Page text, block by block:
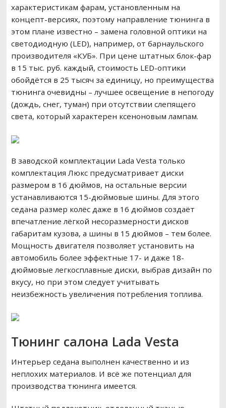
характеристикам фарам, установленным на
концепт-версиях, поэтому направление тюнинга в
этом плане известно – замена головной оптики на
светодиодную (LED), например, от барнаульского
производителя «КУБ». При цене штатных блок-фар
в 15 тыс. руб. каждый, стоимость LED-оптики
обойдётся в 25 тысяч за единицу, но преимущества
тюнинга очевидны – лучшее освещение в непогоду
(дождь, снег, туман) при отсутствии слепящего
света, который характерен ксеноновым лампам.
В заводской комплектации Lada Vesta только
комплектация Люкс предусматривает диски
размером в 16 дюймов, на остальные версии
устанавливаются 15-дюймовые шины. Для этого
седана размер колёс даже в 16 дюймов создаёт
впечатление лёгкой несоразмерности дисков
габаритам кузова, а шины в 15 дюймов – тем более.
Мощность двигателя позволяет установить на
автомобиль более эффектные 17- и даже 18-
дюймовые легкосплавные диски, выбрав дизайн по
вкусу, но при этом следует учитывать
неизбежность увеличения потребления топлива.
Тюнинг салона Lada Vesta
Интерьер седана выполнен качественно и из
неплохих материалов. И всё же потенциал для
производства тюнинга имеется.